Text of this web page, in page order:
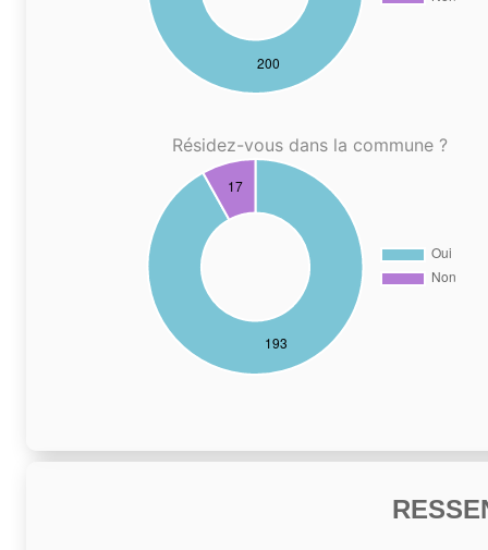
Résidez-vous dans la commune ?